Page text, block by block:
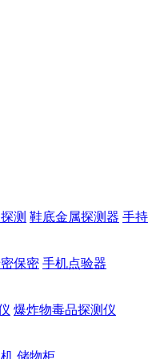
测 鞋底金属探测器 手
保密 手机点验器
爆炸物毒品探测仪